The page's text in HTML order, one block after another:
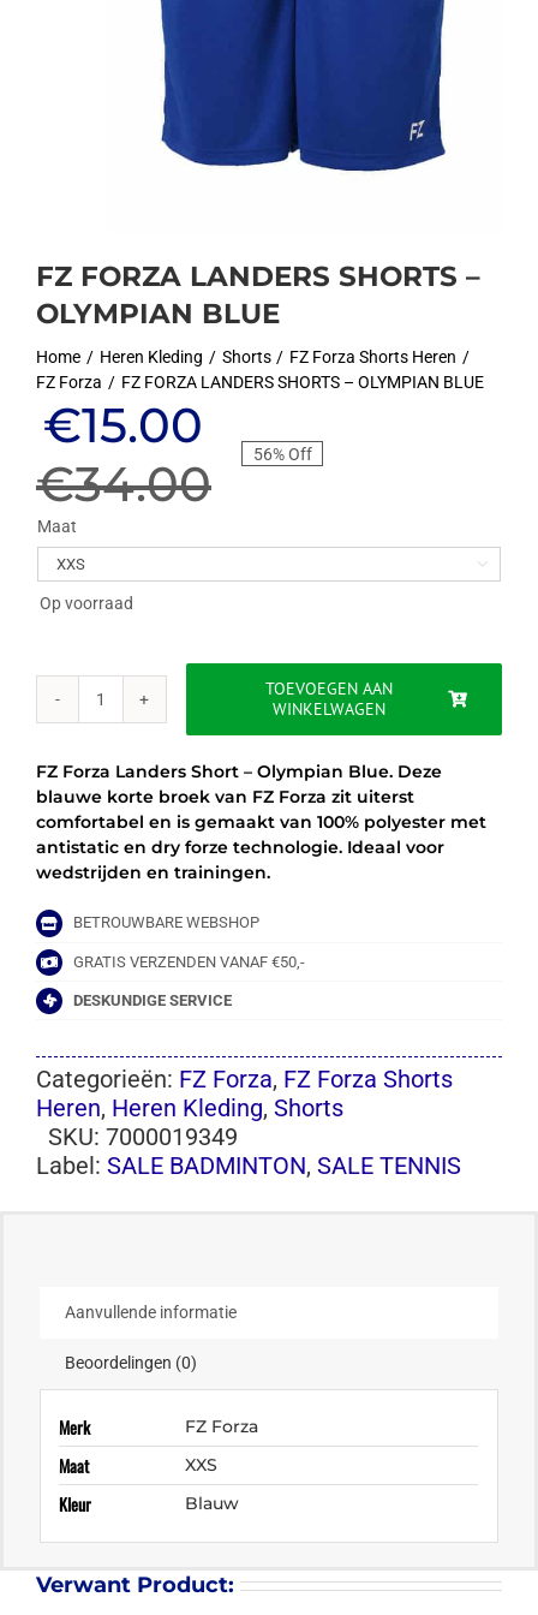
FZ FORZA LANDERS SHORTS –
OLYMPIAN BLUE
Home Heren Kleding Shorts
FZ Forza Shorts Heren
FZ Forza
FZ FORZA LANDERS SHORTS – OLYMPIAN BLUE
€34.00
Oorspronkelijke
prijs
was:
€34.00.
€15.00
Huidige
prijs
is:
€15.00.
56% Off
Maat

Op voorraad
FZ
LANDERS
SHORTS
OLYMPIAN
BLUE
aantal
TOEVOEGEN AAN
WINKELWAGEN
FZ Forza Landers Short – Olympian Blue. Deze
blauwe korte broek van FZ Forza zit uiterst
comfortabel en is gemaakt van 100% polyester met
antistatic en dry forze technologie. Ideaal voor
wedstrijden en trainingen.
BETROUWBARE WEBSHOP
GRATIS VERZENDEN VANAF €50,-
DESKUNDIGE SERVICE
Categorieën: FZ Forza, FZ Forza Shorts
Heren, Heren Kleding, Shorts
SKU: 7000019349
Label: SALE BADMINTON, SALE TENNIS
Aanvullende informatie
Beoordelingen (0)
Merk FZ Forza
Maat XXS
Kleur Blauw
Verwant Product: